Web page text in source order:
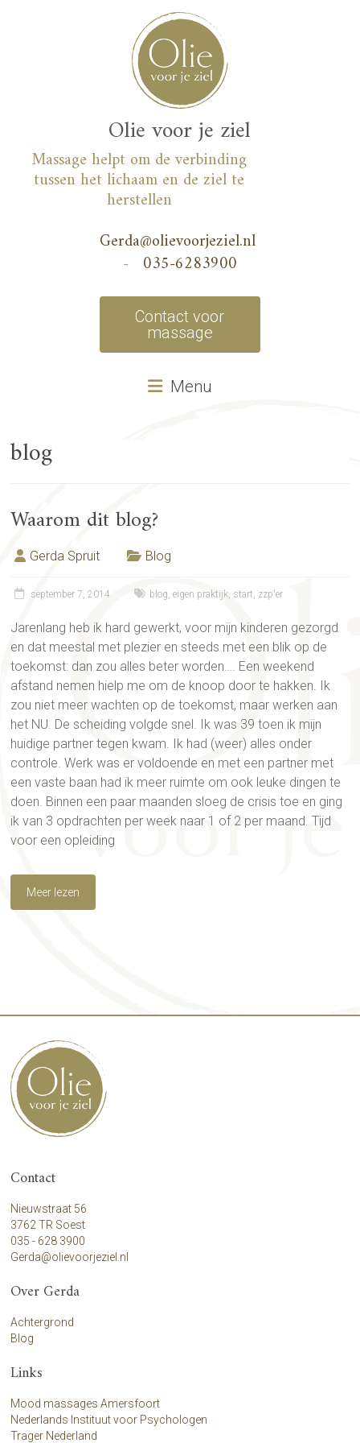
Olie voor je ziel
Massage helpt om de verbinding
tussen het lichaam en de ziel te
herstellen
Gerda@olievoorjeziel.nl
- 035-6283900
Contact voor
massage
Menu
blog
Waarom dit blog?
Gerda Spruit Blog
september 7, 2014 blog,eigen praktijk, start, zzp'er
Jarenlang heb ik hard gewerkt, voor mijn kinderen gezorgd
en dat meestal met plezier en steeds met een blik op de
toekomst: dan zou alles beter worden…. Een weekend
afstand nemen hielp me om de knoop door te hakken. Ik
zou niet meer wachten op de toekomst, maar werken aan
het NU. De scheiding volgde snel. Ik was 39 toen ik mijn
huidige partner tegen kwam. Ik had (weer) alles onder
controle. Werk was er voldoende en met een partner met
een vaste baan had ik meer ruimte om ook leuke dingen te
doen. Binnen een paar maanden sloeg de crisis toe en ging
ik van 3 opdrachten per week naar 1 of 2 per maand. Tijd
voor een opleiding
Meer lezen
Contact
Nieuwstraat 56
3762 TR Soest
035 - 628 3900
Gerda@olievoorjeziel.nl
Over Gerda
Achtergrond
Blog
Links
Mood massages Amersfoort
Nederlands Instituut voor Psychologen
Trager Nederland